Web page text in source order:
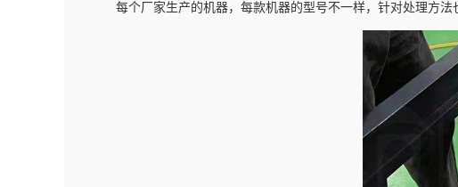
每个厂家生产的机器，每款机器的型号不一样，针对处理方